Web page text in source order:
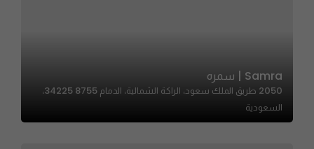
Samra | سمره
2050 طريق الملك سعود، الراكة الشمالية، الدمام 34225 8755،
السعودية